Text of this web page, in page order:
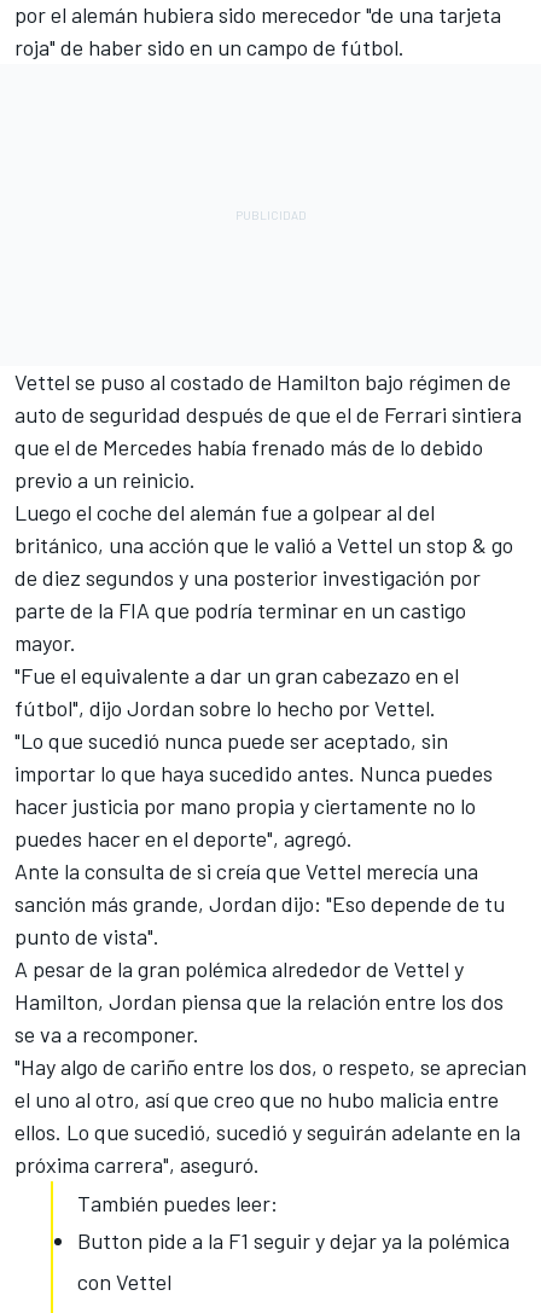
por el alemán hubiera sido merecedor "de una tarjeta
roja" de haber sido en un campo de fútbol.
Vettel se puso al costado de Hamilton bajo régimen de
auto de seguridad después de que el de Ferrari sintiera
que el de Mercedes había frenado más de lo debido
previo a un reinicio.
Luego el coche del alemán fue a golpear al del
británico, una acción que le valió a Vettel un stop & go
de diez segundos y una posterior investigación por
parte de la FIA que podría terminar en un castigo
mayor.
"Fue el equivalente a dar un gran cabezazo en el
fútbol", dijo Jordan sobre lo hecho por Vettel.
"Lo que sucedió nunca puede ser aceptado, sin
importar lo que haya sucedido antes. Nunca puedes
hacer justicia por mano propia y ciertamente no lo
puedes hacer en el deporte", agregó.
Ante la consulta de si creía que Vettel merecía una
sanción más grande, Jordan dijo: "Eso depende de tu
punto de vista".
A pesar de la gran polémica alrededor de Vettel y
Hamilton, Jordan piensa que la relación entre los dos
se va a recomponer.
"Hay algo de cariño entre los dos, o respeto, se aprecian
el uno al otro, así que creo que no hubo malicia entre
ellos. Lo que sucedió, sucedió y seguirán adelante en la
próxima carrera", aseguró.
También puedes leer:
Button pide a la F1 seguir y dejar ya la polémica
con Vettel